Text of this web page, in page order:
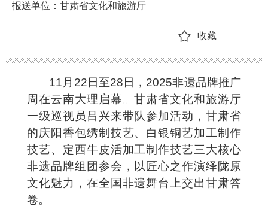
报送单位：甘肃省文化和旅游厅
收藏
11月22日至28日，2025非遗品牌推广
周在云南大理启幕。甘肃省文化和旅游厅
一级巡视员吕兴来带队参加活动，甘肃省
的庆阳香包绣制技艺、白银铜艺加工制作
技艺、定西牛皮活加工制作技艺三大核心
非遗品牌组团参会，以匠心之作演绎陇原
文化魅力，在全国非遗舞台上交出甘肃答
卷。